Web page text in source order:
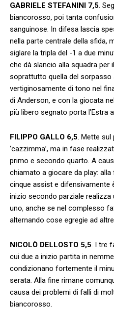
GABRIELE STEFANINI 7,5.
biancorosso, poi tanta
sanguinose. In difesa lascia
nella parte centrale della sfida,
siglare la tripla del -1 a due
che dà slancio alla squadra per
soprattutto quella del sorpasso
vertiginosamente di tono nel
di Anderson, e con la giocata
più libero segnato porta l’Estra
FILIPPO GALLO 6,5. Mette sul
‘cazzimma’, ma in fase
primo e secondo quarto. A
chiamato a giocare da play:
cinque assist e difensivamente
inizio secondo parziale realizza
uno, anche se nel complesso
alternando cose egregie ad
NICOLÒ DELLOSTO 5,5. I tre
cui due a inizio partita in
condizionano fortemente il
serata. Alla fine rimane
causa dei problemi di falli di
biancorosso.